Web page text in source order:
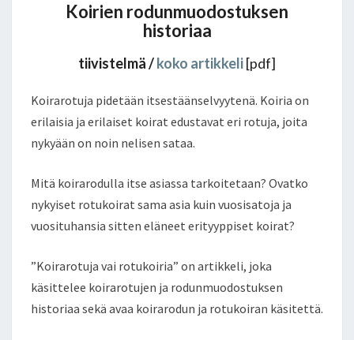
Koirien rodunmuodostuksen
historiaa
tiivistelmä/koko artikkeli[pdf]
Koirarotuja pidetään itsestäänselvyytenä. Koiria on
erilaisia ja erilaiset koirat edustavat eri rotuja, joita
nykyään on noin nelisen sataa.
Mitä koirarodulla itse asiassa tarkoitetaan? Ovatko
nykyiset rotukoirat sama asia kuin vuosisatoja ja
vuosituhansia sitten eläneet erityyppiset koirat?
”Koirarotuja vai rotukoiria” on artikkeli, joka
käsittelee koirarotujen ja rodunmuodostuksen
historiaa sekä avaa koirarodun ja rotukoiran käsitettä.